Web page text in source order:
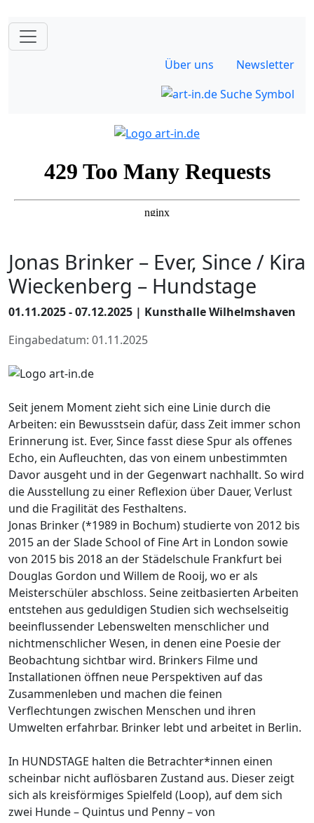
Über uns Newsletter
Jonas Brinker – Ever, Since / Kira
Wieckenberg – Hundstage
01.11.2025 - 07.12.2025 | Kunsthalle Wilhelmshaven
Eingabedatum: 01.11.2025
Seit jenem Moment zieht sich eine Linie durch die
Arbeiten: ein Bewusstsein dafür, dass Zeit immer schon
Erinnerung ist. Ever, Since fasst diese Spur als offenes
Echo, ein Aufleuchten, das von einem unbestimmten
Davor ausgeht und in der Gegenwart nachhallt. So wird
die Ausstellung zu einer Reflexion über Dauer, Verlust
und die Fragilität des Festhaltens.
Jonas Brinker (*1989 in Bochum) studierte von 2012 bis
2015 an der Slade School of Fine Art in London sowie
von 2015 bis 2018 an der Städelschule Frankfurt bei
Douglas Gordon und Willem de Rooij, wo er als
Meisterschüler abschloss. Seine zeitbasierten Arbeiten
entstehen aus geduldigen Studien sich wechselseitig
beeinflussender Lebenswelten menschlicher und
nichtmenschlicher Wesen, in denen eine Poesie der
Beobachtung sichtbar wird. Brinkers Filme und
Installationen öffnen neue Perspektiven auf das
Zusammenleben und machen die feinen
Verflechtungen zwischen Menschen und ihren
Umwelten erfahrbar. Brinker lebt und arbeitet in Berlin.
In HUNDSTAGE halten die Betrachter*innen einen
scheinbar nicht auflösbaren Zustand aus. Dieser zeigt
sich als kreisförmiges Spielfeld (Loop), auf dem sich
zwei Hunde – Quintus und Penny – von